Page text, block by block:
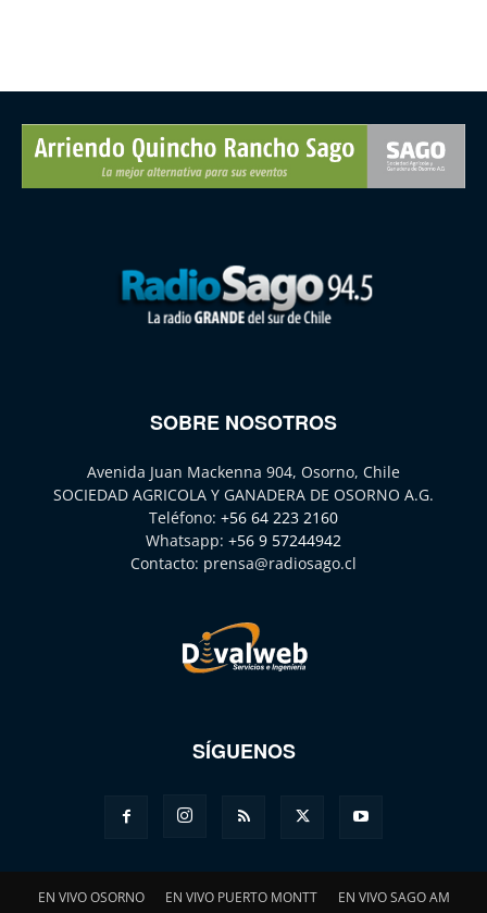
SOBRE NOSOTROS
Avenida Juan Mackenna 904, Osorno, Chile
SOCIEDAD AGRICOLA Y GANADERA DE OSORNO A.G.
Teléfono: +56 64 223 2160
Whatsapp: +56 9 57244942
Contacto: prensa@radiosago.cl
SÍGUENOS
EN VIVO OSORNO EN VIVO PUERTO MONTT EN VIVO SAGO AM